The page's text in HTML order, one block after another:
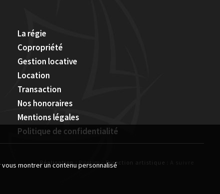
La régie
Copropriété
Gestion locative
Location
Transaction
Nos honoraires
Mentions légales
Politique de confidentialité
Réalisation :Pilotim- Direction artistique :
montrer un contenu personnalisé